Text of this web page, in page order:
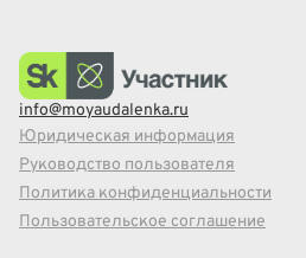
info@moyaudalenka.ru
Юридическая информация
Руководство пользователя
Политика конфиденциальности
Пользовательское соглашение